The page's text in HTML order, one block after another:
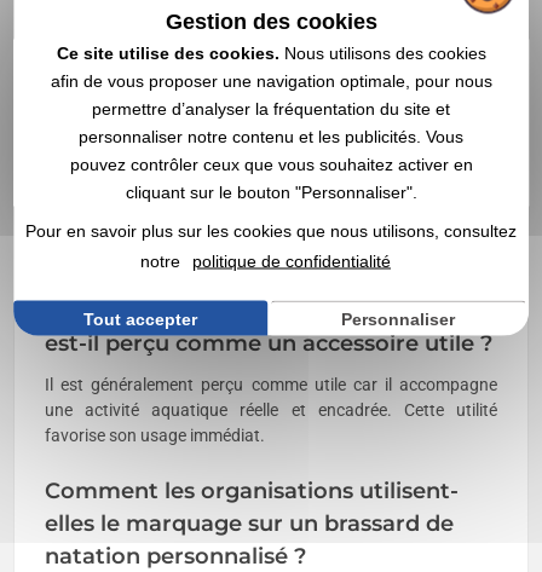
Les brassards de natation personnalisés sont choisis pour
des piscines, centres de loisirs, clubs ou animations estivales
nécessitant un équipement aquatique identifiable.
La brassière piscine publicitaire est-elle
adaptée à une diffusion en volume ?
Oui, la brassière piscine publicitaire se prête très bien à une
diffusion en volume dans le cadre d’un achat en gros,
notamment pour des structures accueillant du public.
Le brassard de natation personnalisé
est-il perçu comme un accessoire utile ?
Il est généralement perçu comme utile car il accompagne
une activité aquatique réelle et encadrée. Cette utilité
favorise son usage immédiat.
Comment les organisations utilisent-
elles le marquage sur un brassard de
natation personnalisé ?
Gestion des cookies
Ce site utilise des cookies. Nous utilisons des cookies
afin de vous proposer une navigation optimale, pour nous
permettre d’analyser la fréquentation du site et
personnaliser notre contenu et les publicités. Vous
pouvez contrôler ceux que vous souhaitez activer en
cliquant sur le bouton "Personnaliser".
Pour en savoir plus sur les cookies que nous utilisons, consultez
notre
politique de confidentialité
Tout accepter Personnaliser